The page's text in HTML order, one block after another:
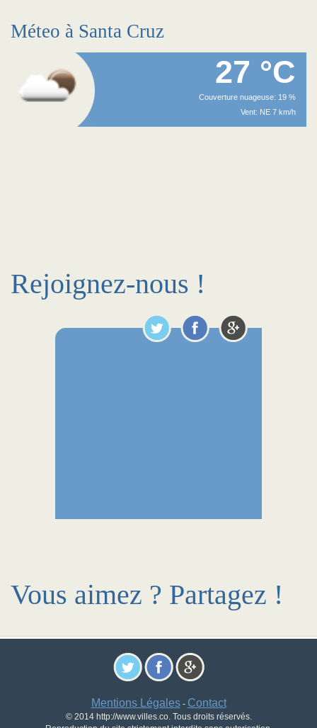
Méteo à Santa Cruz
27 °C
Couverture nuageuse: 19 %
Vent: NE 7 km/h
Rejoignez-nous !
Vous aimez ? Partagez !
Mentions Légales- Contact
© 2014 http://www.villes.co. Tous droits réservés.